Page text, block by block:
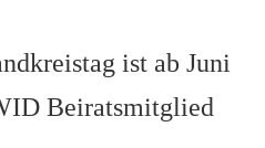
ist ab Juni
Beiratsmitglied